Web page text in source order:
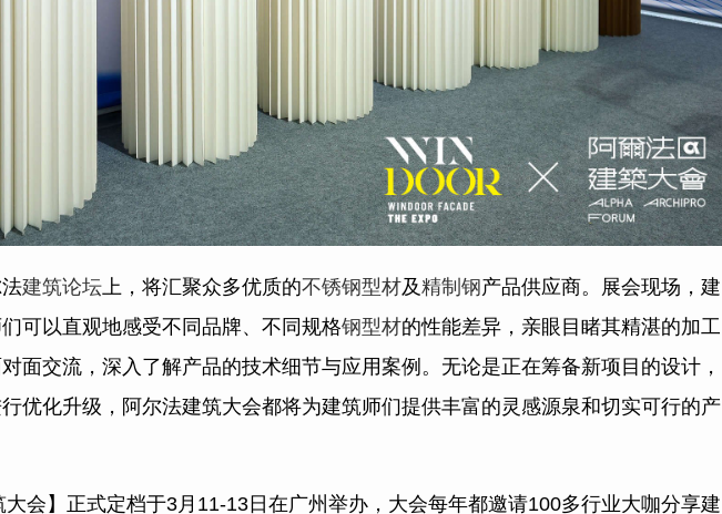
建筑论坛 上，将汇聚众多优质的不锈钢型材及精制钢产品供应商。展会现场，建
可以直观地感受不同品牌、不同规格钢型材的性能差异，亲眼目睹其精湛的加工
面交流，深入了解产品的技术细节与应用案例。无论是正在筹备新项目的设计，
优化升级，阿尔法建筑大会都将为建筑师们提供丰富的灵感源泉和切实可行的产
大会】正式定档于3月11-13日在广州举办，大会每年都邀请100多行业大咖分享建